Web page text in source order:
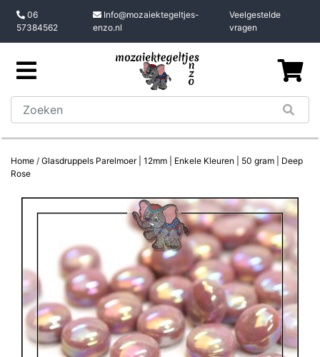
06
57384562
Info@mozaiektegeltjes-
enzo.nl
Veelgestelde
vragen
Home / Glasdruppels Parelmoer | 12mm | Enkele Kleuren | 50 gram | Deep
Rose